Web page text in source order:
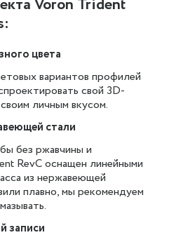
Voron Trident
цвета
вариантов профилей
свой 3D-
личным вкусом.
стали
без ржавчины и
RevC оснащен линейными
из нержавеющей
плавно, мы рекомендуем
записи